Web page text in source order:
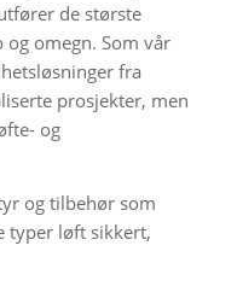
de største
omegn. Som vår
fra
prosjekter, men
og
og tilbehør som
typer løft sikkert,